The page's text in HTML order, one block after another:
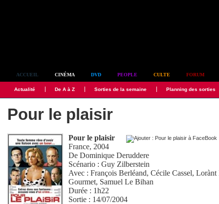
ACCUEIL CINÉMA DVD PEOPLE CULTE FORUM
Actualité De A à Z Sorties de la semaine Planning des sorties
Pour le plaisir
Pour le plaisir
France, 2004
DeDominique Deruddere
Scénario :Guy Zilberstein
Avec :François Berléand,Cécile Cassel,Lorànt
Gourmet, Samuel Le Bihan
Durée : 1h22
Sortie : 14/07/2004